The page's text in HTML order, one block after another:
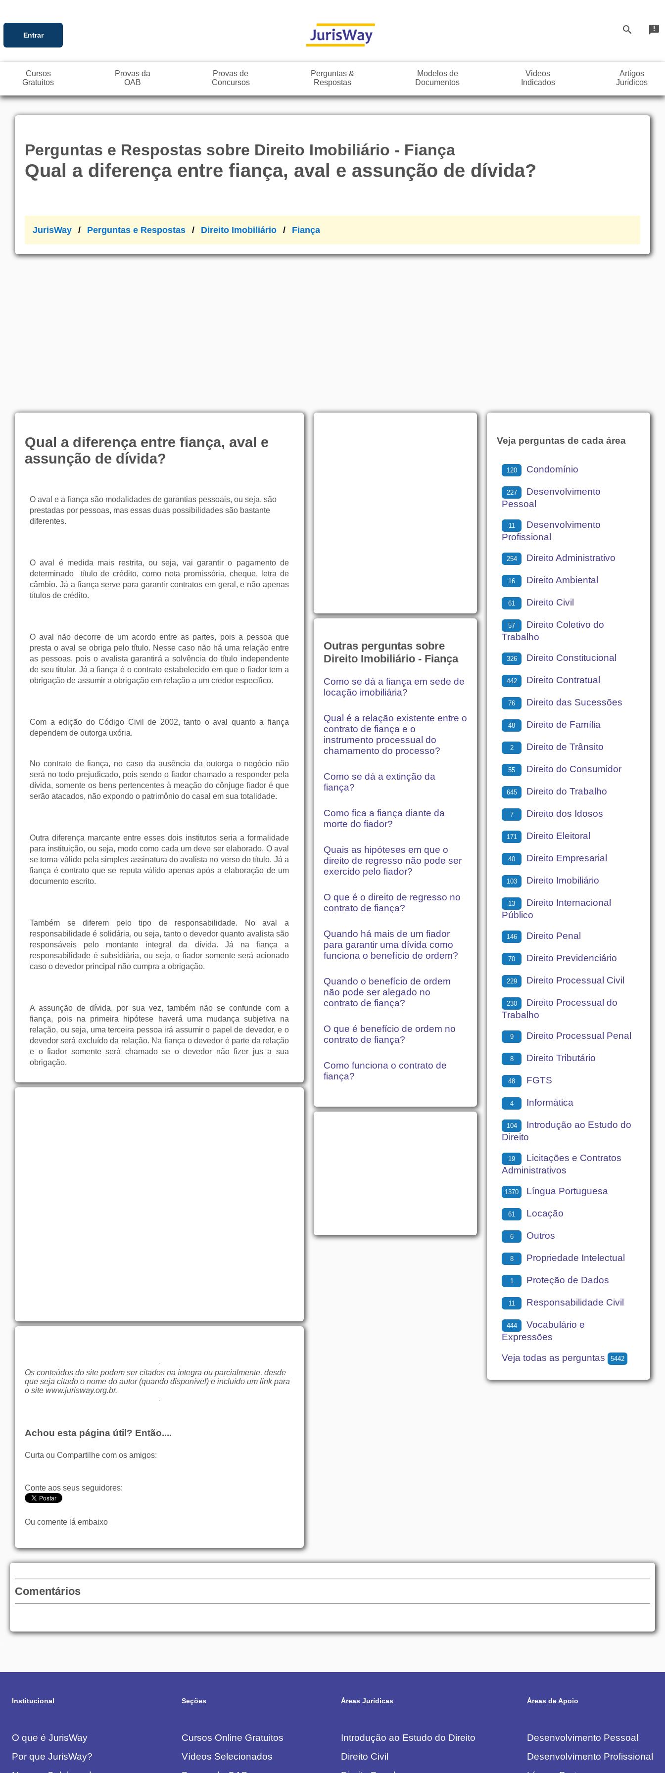
Entrar search announcement
Cursos
Gratuitos
Provas da
OAB
Provas de
Concursos
Perguntas &
Respostas
Modelos de
Documentos
Videos
Indicados
Artigos
Jurídicos
Perguntas e Respostas sobre Direito Imobiliário - Fiança
Qual a diferença entre fiança, aval e assunção de dívida?
JurisWay Perguntas e Respostas Direito Imobiliário Fiança
Qual a diferença entre fiança, aval e
assunção de dívida?
O aval e a fiança são modalidades de garantias pessoais, ou seja, são
prestadas por pessoas, mas essas duas possibilidades são bastante
diferentes.
O aval é medida mais restrita, ou seja, vai garantir o pagamento de
determinado
título de crédito, como nota promissória, cheque, letra de
câmbio. Já a fiança serve para garantir contratos em geral, e não apenas
títulos de crédito.
O aval não decorre de um acordo entre as partes, pois a pessoa que
presta o aval se obriga pelo título. Nesse caso não há uma relação entre
as pessoas, pois o avalista garantirá a solvência do título independente
de seu titular. Já a fiança é o contrato estabelecido em que o fiador tem a
obrigação de assumir a obrigação em relação a um credor específico.
Com a edição do Código Civil de 2002, tanto o aval quanto a fiança
dependem de outorga uxória.
No contrato de fiança, no caso da ausência da outorga o negócio não
será no todo prejudicado, pois sendo o fiador chamado a responder pela
dívida, somente os bens pertencentes à meação do cônjuge fiador é que
serão atacados, não expondo o patrimônio do casal em sua totalidade.
Outra diferença marcante entre esses dois institutos seria a formalidade
para instituição, ou seja, modo como cada um deve ser elaborado. O aval
se torna válido pela simples assinatura do avalista no verso do título. Já a
fiança é contrato que se reputa válido apenas após a elaboração de um
documento escrito.
Também se diferem pelo tipo de responsabilidade. No aval a
responsabilidade é solidária, ou seja, tanto o devedor quanto avalista são
responsáveis pelo montante integral da dívida. Já na fiança a
responsabilidade é subsidiária, ou seja, o fiador somente será acionado
caso o devedor principal não cumpra a obrigação.
A assunção de dívida, por sua vez, também não se confunde com a
fiança, pois na primeira hipótese haverá uma mudança subjetiva na
relação, ou seja, uma terceira pessoa irá assumir o papel de devedor, e o
devedor será excluído da relação. Na fiança o devedor é parte da relação
e o fiador somente será chamado se o devedor não fizer jus a sua
obrigação.
Os conteúdos do site podem ser citados na íntegra ou parcialmente, desde
que seja citado o nome do autor (quando disponível) e incluído um link para
o site www.jurisway.org.br.
Achou esta página útil? Então....
Curta ou Compartilhe com os amigos:
Conte aos seus seguidores:
Ou comente lá embaixo
Outras perguntas sobre
Direito Imobiliário - Fiança
Como se dá a fiança em sede de
locação imobiliária?
Qual é a relação existente entre o
contrato de fiança e o
instrumento processual do
chamamento do processo?
Como se dá a extinção da
fiança?
Como fica a fiança diante da
morte do fiador?
Quais as hipóteses em que o
direito de regresso não pode ser
exercido pelo fiador?
O que é o direito de regresso no
contrato de fiança?
Quando há mais de um fiador
para garantir uma dívida como
funciona o benefício de ordem?
Quando o benefício de ordem
não pode ser alegado no
contrato de fiança?
O que é benefício de ordem no
contrato de fiança?
Como funciona o contrato de
fiança?
Veja perguntas de cada área
120 Condomínio
227
Desenvolvimento
Pessoal
11
Desenvolvimento
Profissional
254 Direito Administrativo
16 Direito Ambiental
61 Direito Civil
57
Direito Coletivo do
Trabalho
326 Direito Constitucional
442 Direito Contratual
76 Direito das Sucessões
48 Direito de Família
2 Direito de Trânsito
55 Direito do Consumidor
645 Direito do Trabalho
7 Direito dos Idosos
171 Direito Eleitoral
40 Direito Empresarial
103 Direito Imobiliário
13
Direito Internacional
Público
146 Direito Penal
70 Direito Previdenciário
229 Direito Processual Civil
230
Direito Processual do
Trabalho
9 Direito Processual Penal
8 Direito Tributário
48 FGTS
4 Informática
104
Introdução ao Estudo do
Direito
19
Licitações e Contratos
Administrativos
1370 Língua Portuguesa
61 Locação
6 Outros
8 Propriedade Intelectual
1 Proteção de Dados
11 Responsabilidade Civil
444
Vocabulário e
Expressões
Veja todas as perguntas
5442
Comentários
Institucional
O que é JurisWay
Por que JurisWay?
Seções
Cursos Online Gratuitos
Vídeos Selecionados
Áreas Jurídicas
Introdução ao Estudo do Direito
Direito Civil
Áreas de Apoio
Desenvolvimento Pessoal
Desenvolvimento Profissional